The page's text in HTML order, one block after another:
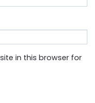
in this browser for